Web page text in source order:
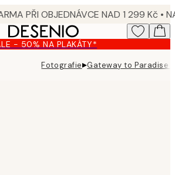
- 50% NA PLAKÁTY*
Fotografie▸Gateway to Paradise